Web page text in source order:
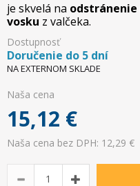
je skvelá na odstránenie
vosku z valčeka.
Dostupnosť
Doručenie do 5 dní
NA EXTERNOM SKLADE
Naša cena
15,12 €
Naša cena bez DPH: 12,29 €